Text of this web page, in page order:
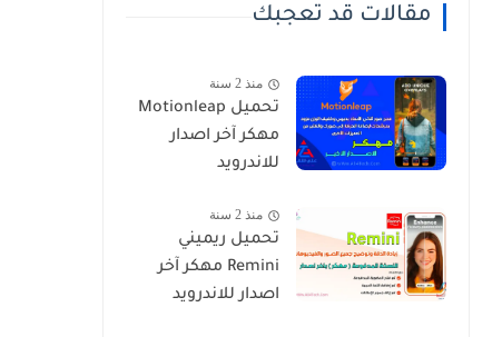
مقالات قد تعجبك
منذ 2 سنة
تحميل Motionleap
مهكر آخر اصدار
للاندرويد
منذ 2 سنة
تحميل ريميني
Remini مهكر آخر
اصدار للاندرويد